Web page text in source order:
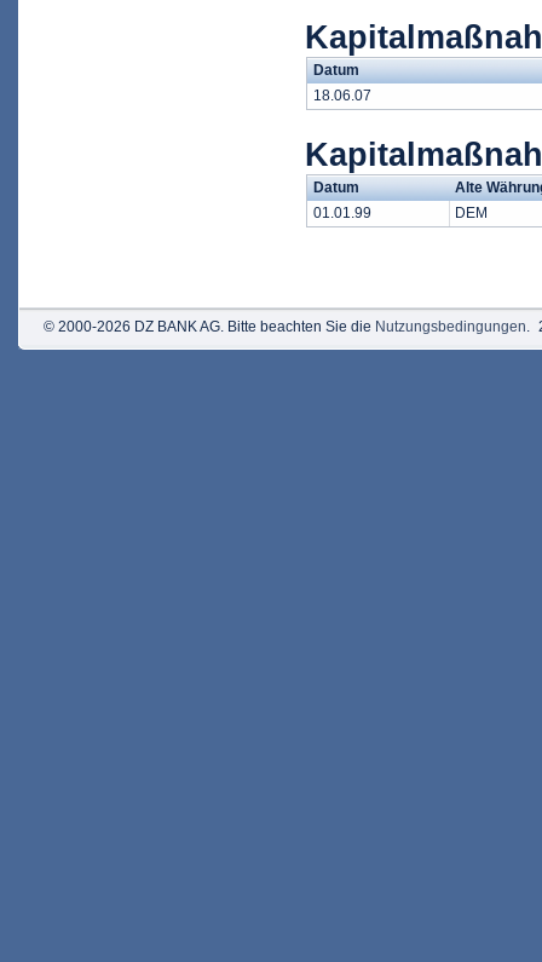
Datum
18.06.07
Datum
Alte
01.01.99
DEM
© 2000-2026 DZ BANK AG. Bitte beachten Sie die Nutzungsbedingungen.